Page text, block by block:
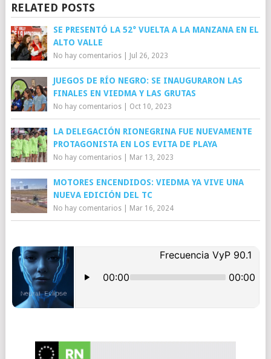
RELATED POSTS
SE PRESENTÓ LA 52° VUELTA A LA MANZANA EN EL
ALTO VALLE
No hay comentarios| Jul 26, 2023
JUEGOS DE RÍO NEGRO: SE INAUGURARON LAS
FINALES EN VIEDMA Y LAS GRUTAS
No hay comentarios| Oct 10, 2023
LA DELEGACIÓN RIONEGRINA FUE NUEVAMENTE
PROTAGONISTA EN LOS EVITA DE PLAYA
No hay comentarios| Mar 13, 2023
MOTORES ENCENDIDOS: VIEDMA YA VIVE UNA
NUEVA EDICIÓN DEL TC
No hay comentarios| Mar 16, 2024